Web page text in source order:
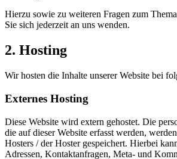
Hierzu sowie zu weiteren Fragen zum
Sie sich jederzeit an uns wenden.
2. Hosting
Wir hosten die Inhalte unserer Website bei
Externes Hosting
Diese Website wird extern gehostet. Die
die auf dieser Website erfasst werden,
Hosters / der Hoster gespeichert. Hierbei
Adressen, Kontaktanfragen, Meta- und